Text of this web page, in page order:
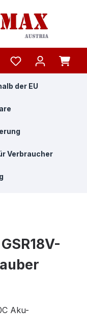
der EU
Verbraucher